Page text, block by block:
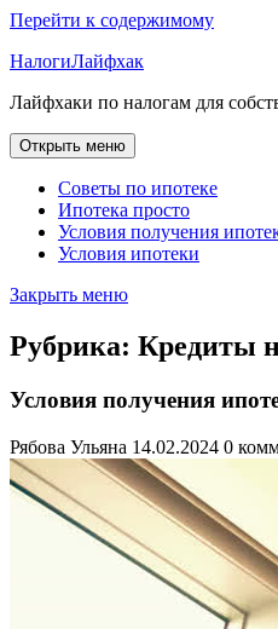
Перейти к содержимому
НалогиЛайфхак
Лайфхаки по налогам для
Открыть меню
Советы по ипотеке
Ипотека просто
Условия получения
Условия ипотеки
Закрыть меню
Рубрика: Кредиты
Условия получения
Рябова Ульяна 14.02.2024 0